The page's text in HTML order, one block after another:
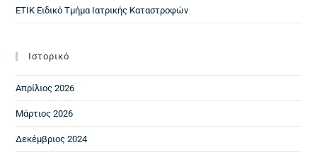
ΕΤΙΚ Ειδικό Τμήμα Ιατρικής Καταστροφών
Ιστορικό
Απρίλιος 2026
Μάρτιος 2026
Δεκέμβριος 2024